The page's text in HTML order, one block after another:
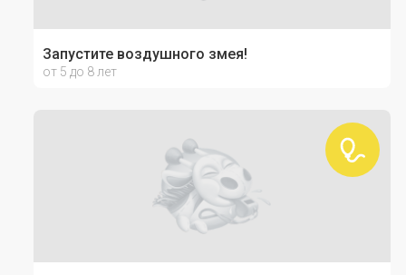
Запустите воздушного змея!
от 5 до 8 лет